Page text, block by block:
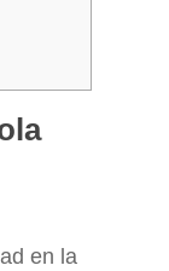
en la